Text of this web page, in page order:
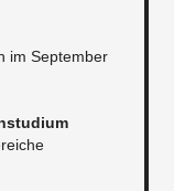
im September